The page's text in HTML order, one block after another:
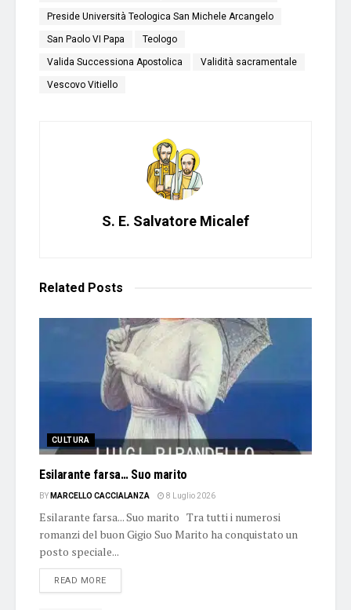
Preside Università Teologica San Michele Arcangelo
San Paolo VI Papa Teologo
Valida Successiona Apostolica Validità sacramentale
Vescovo Vitiello
S. E. Salvatore Micalef
Related Posts
CULTURA
Esilarante farsa… Suo marito
BY MARCELLO CACCIALANZA 8 Luglio 2026
Esilarante farsa... Suo marito Tra tutti i numerosi
romanzi del buon Gigio Suo Marito ha conquistato un
posto speciale...
READ MOREDETAILS